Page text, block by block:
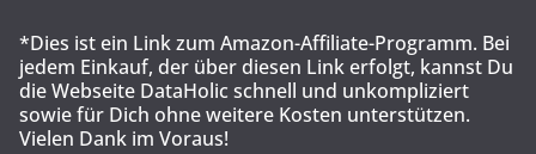
*Dies ist ein Link zum Amazon-Affiliate-Programm. Bei
jedem Einkauf, der über diesen Link erfolgt, kannst Du
die Webseite DataHolic schnell und unkompliziert
sowie für Dich ohne weitere Kosten unterstützen.
Vielen Dank im Voraus!